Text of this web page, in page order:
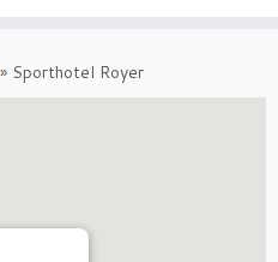
» Sporthotel Royer